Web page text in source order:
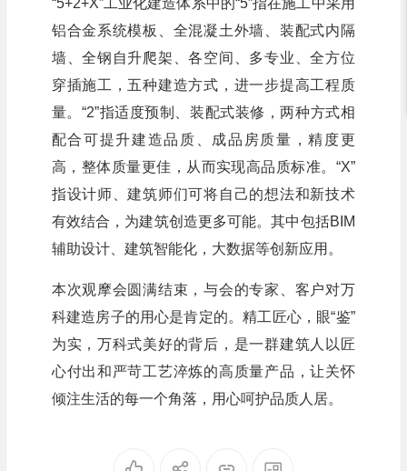
“5+2+X”工业化建造体系中的“5”指在施工中采用
铝合金系统模板、全混凝土外墙、装配式内隔
墙、全钢自升爬架、各空间、多专业、全方位
穿插施工，五种建造方式，进一步提高工程质
量。“2”指适度预制、装配式装修，两种方式相
配合可提升建造品质、成品房质量，精度更
高，整体质量更佳，从而实现高品质标准。“X”
指设计师、建筑师们可将自己的想法和新技术
有效结合，为建筑创造更多可能。其中包括BIM
辅助设计、建筑智能化，大数据等创新应用。
本次观摩会圆满结束，与会的专家、客户对万
科建造房子的用心是肯定的。精工匠心，眼“鉴”
为实，万科式美好的背后，是一群建筑人以匠
心付出和严苛工艺淬炼的高质量产品，让关怀
倾注生活的每一个角落，用心呵护品质人居。